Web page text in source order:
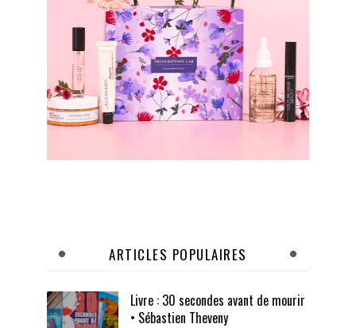
ARTICLES POPULAIRES
Livre : 30 secondes avant de mourir
• Sébastien Theveny